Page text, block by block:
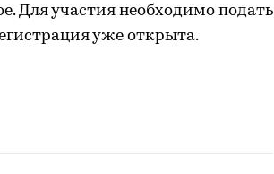
Для участия необходимо подать
уже открыта.